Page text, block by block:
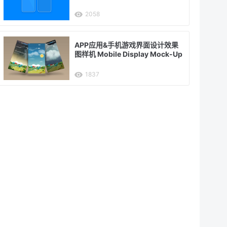
2058
APP应用&手机游戏界面设计效果
图样机 Mobile Display Mock-Up
1837